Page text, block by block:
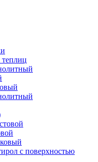
с поверхностью